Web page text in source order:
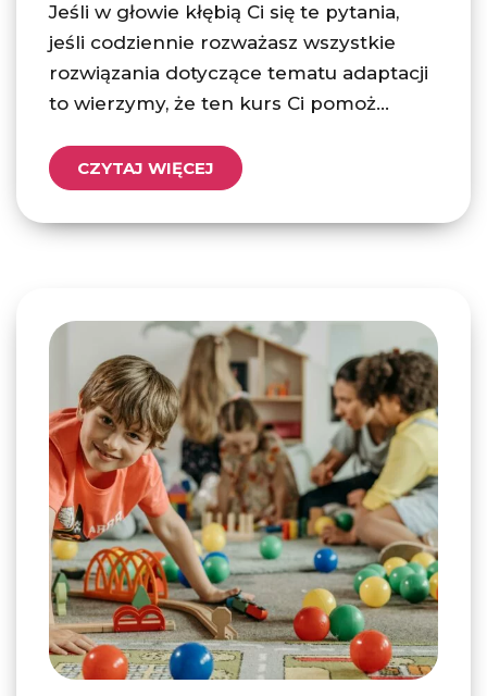
Jeśli w głowie kłębią Ci się te pytania,
jeśli codziennie rozważasz wszystkie
rozwiązania dotyczące tematu adaptacji
to wierzymy, że ten kurs Ci pomoż...
CZYTAJ WIĘCEJ